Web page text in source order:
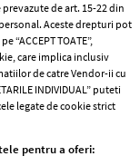
cheie care
sezon.
de art. 15-22 din
Aceste drepturi pot
“ACCEPT TOATE”,
care implica inclusiv
de catre Vendor-ii cu
INDIVIDUAL” puteti
legate de cookie strict
pentru a oferi: